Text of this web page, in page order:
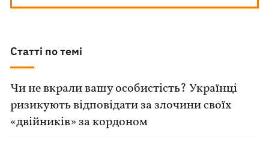
Статті по темі
Чи не вкрали вашу особистість? Українці
ризикують відповідати за злочини своїх
«двійників» за кордоном